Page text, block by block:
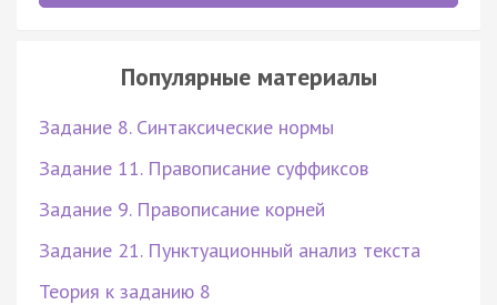
Популярные материалы
Задание 8. Синтаксические нормы
Задание 11. Правописание суффиксов
Задание 9. Правописание корней
Задание 21. Пунктуационный анализ текста
Теория к заданию 8